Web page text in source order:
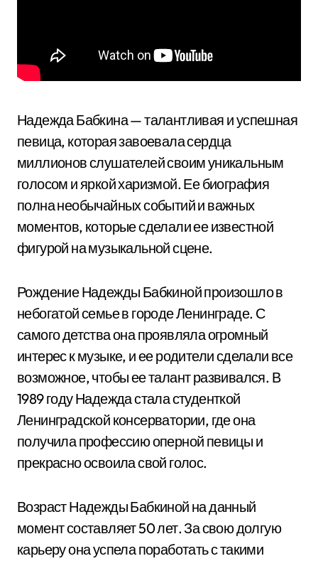
Надежда Бабкина — талантливая и успешная
певица, которая завоевала сердца
миллионов слушателей своим уникальным
голосом и яркой харизмой. Ее биография
полна необычайных событий и важных
моментов, которые сделали ее известной
фигурой на музыкальной сцене.
Рождение Надежды Бабкиной произошло в
небогатой семье в городе Ленинграде. С
самого детства она проявляла огромный
интерес к музыке, и ее родители сделали все
возможное, чтобы ее талант развивался. В
1989 году Надежда стала студенткой
Ленинградской консерватории, где она
получила профессию оперной певицы и
прекрасно освоила свой голос.
Возраст Надежды Бабкиной на данный
момент составляет 50 лет. За свою долгую
карьеру она успела поработать с такими